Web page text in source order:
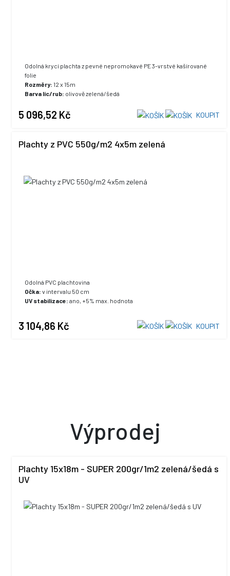
Odolná krycí plachta z pevné nepromokavé PE 3-vrstvé kašírované
folie
Rozměry: 12 x 15m
Barva líc/rub: olivově zelená/šedá
5 096,52 Kč KOUPIT
Plachty z PVC 550g/m2 4x5m zelená
Odolná PVC plachtovina
Očka: v intervalu 50 cm
UV stabilizace: ano, +5% max. hodnota
3 104,86 Kč KOUPIT
Výprodej
Plachty 15x18m - SUPER 200gr/1m2 zelená/šedá s
UV